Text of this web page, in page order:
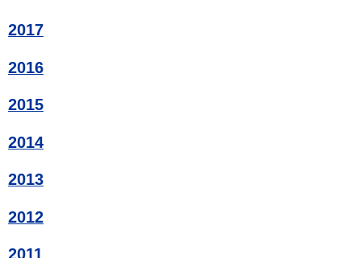
2017
2016
2015
2014
2013
2012
2011